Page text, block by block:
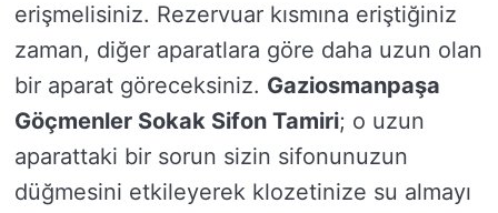
erişmelisiniz. Rezervuar kısmına eriştiğiniz
zaman, diğer aparatlara göre daha uzun olan
bir aparat göreceksiniz. Gaziosmanpaşa
Göçmenler Sokak Sifon Tamiri; o uzun
aparattaki bir sorun sizin sifonunuzun
düğmesini etkileyerek klozetinize su almayı